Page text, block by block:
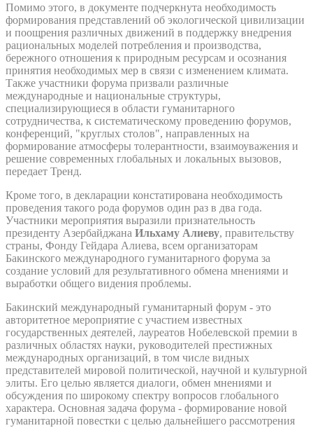
Помимо этого, в документе подчеркнута необходимость
формирования представлений об экологической цивилизации
и поощрения различных движений в поддержку внедрения
рациональных моделей потребления и производства,
бережного отношения к природным ресурсам и осознания
принятия необходимых мер в связи с изменением климата.
Также участники форума призвали различные
международные и национальные структуры,
специализирующиеся в области гуманитарного
сотрудничества, к систематическому проведению форумов,
конференций, "круглых столов", направленных на
формирование атмосферы толерантности, взаимоуважения и
решение современных глобальных и локальных вызовов,
передает Тренд.
Кроме того, в декларации констатирована необходимость
проведения такого рода форумов один раз в два года.
Участники мероприятия выразили признательность
президенту Азербайджана Ильхаму Алиеву, правительству
страны, Фонду Гейдара Алиева, всем организаторам
Бакинского международного гуманитарного форума за
создание условий для результативного обмена мнениями и
выработки общего видения проблемы.
Бакинский международный гуманитарный форум - это
авторитетное мероприятие с участием известных
государственных деятелей, лауреатов Нобелевской премии в
различных областях науки, руководителей престижных
международных организаций, в том числе видных
представителей мировой политической, научной и культурной
элиты. Его целью является диалоги, обмен мнениями и
обсуждения по широкому спектру вопросов глобального
характера. Основная задача форума - формирование новой
гуманитарной повестки с целью дальнейшего рассмотрения